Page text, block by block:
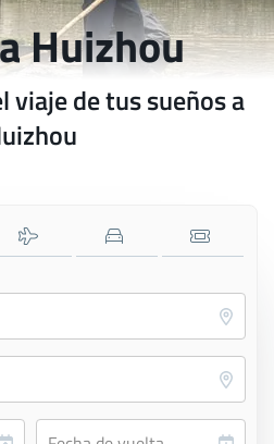
Huizhou
viaje de tus sueños a